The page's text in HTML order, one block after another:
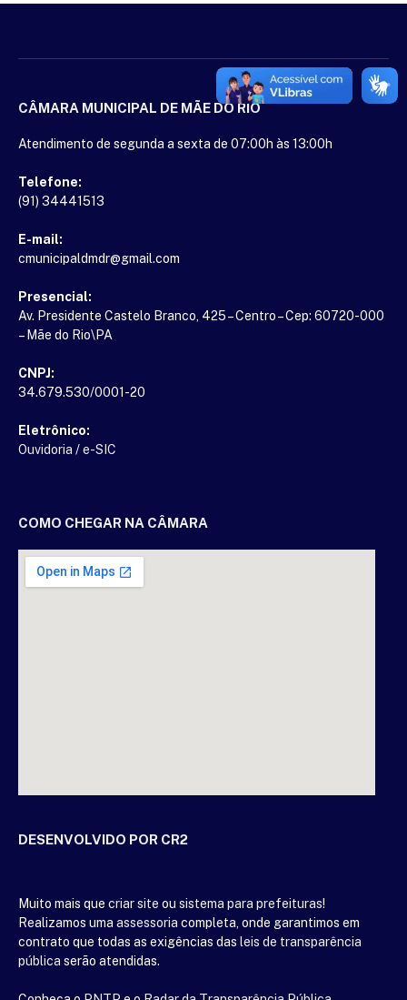
CÂMARA MUNICIPAL DE MÃE DO RIO
Atendimento de segunda a sexta de 07:00h às 13:00h
Telefone:
(91) 34441513
E-mail:
cmunicipaldmdr@gmail.com
Presencial:
Av. Presidente Castelo Branco, 425 – Centro – Cep: 60720-000
– Mãe do Rio\PA
CNPJ:
34.679.530/0001-20
Eletrônico:
Ouvidoria /e-SIC
COMO CHEGAR NA CÂMARA
DESENVOLVIDO POR CR2
Muito mais que criar site ou sistema para prefeituras!
Realizamos uma assessoria completa, onde garantimos em
contrato que todas as exigências das leis de transparência
pública serão atendidas.